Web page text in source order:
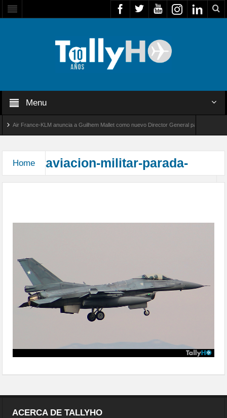
Menu
Air France-KLM anuncia a Guilhem Mallet como nuevo Director General para América
Home aviacion-militar-parada-
ACERCA DE TALLYHO